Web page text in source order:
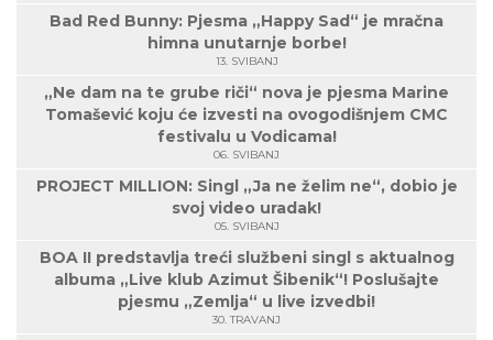
Bad Red Bunny: Pjesma „Happy Sad“ je mračna
himna unutarnje borbe!
13. SVIBANJ
„Ne dam na te grube riči“ nova je pjesma Marine
Tomašević koju će izvesti na ovogodišnjem CMC
festivalu u Vodicama!
06. SVIBANJ
PROJECT MILLION: Singl „Ja ne želim ne“, dobio je
svoj video uradak!
05. SVIBANJ
BOA II predstavlja treći službeni singl s aktualnog
albuma „Live klub Azimut Šibenik“! Poslušajte
pjesmu „Zemlja“ u live izvedbi!
30. TRAVANJ